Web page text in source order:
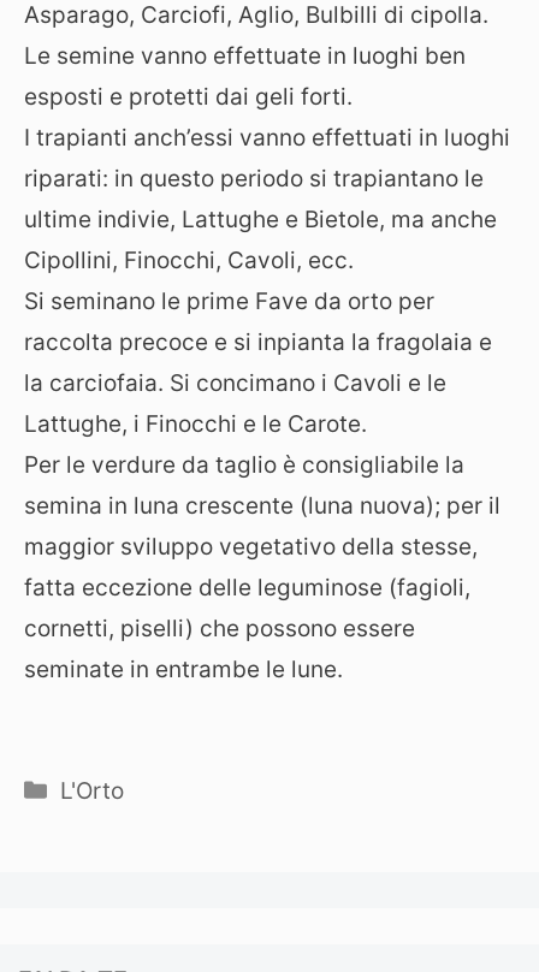
Asparago, Carciofi, Aglio, Bulbilli di cipolla.
Le semine vanno effettuate in luoghi ben
esposti e protetti dai geli forti.
I trapianti anch’essi vanno effettuati in luoghi
riparati: in questo periodo si trapiantano le
ultime indivie, Lattughe e Bietole, ma anche
Cipollini, Finocchi, Cavoli, ecc.
Si seminano le prime Fave da orto per
raccolta precoce e si inpianta la fragolaia e
la carciofaia. Si concimano i Cavoli e le
Lattughe, i Finocchi e le Carote.
Per le verdure da taglio è consigliabile la
semina in luna crescente (luna nuova); per il
maggior sviluppo vegetativo della stesse,
fatta eccezione delle leguminose (fagioli,
cornetti, piselli) che possono essere
seminate in entrambe le lune.
Categorie
L'Orto